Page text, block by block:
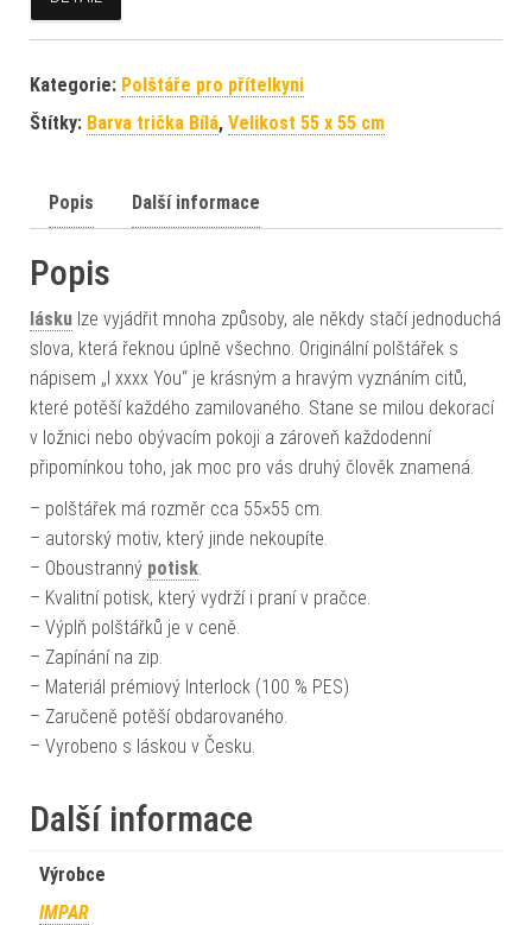
Kategorie: Polštáře pro přítelkyni
Štítky: Barva trička Bílá, Velikost 55 x 55 cm
Popis Další informace
Popis
lásku lze vyjádřit mnoha způsoby, ale někdy stačí jednoduchá
slova, která řeknou úplně všechno. Originální polštářek s
nápisem „I xxxx You“ je krásným a hravým vyznáním citů,
které potěší každého zamilovaného. Stane se milou dekorací
v ložnici nebo obývacím pokoji a zároveň každodenní
připomínkou toho, jak moc pro vás druhý člověk znamená.
– polštářek má rozměr cca 55×55 cm.
– autorský motiv, který jinde nekoupíte.
– Oboustranný potisk.
– Kvalitní potisk, který vydrží i praní v pračce.
– Výplň polštářků je v ceně.
– Zapínání na zip.
– Materiál prémiový Interlock (100 % PES)
– Zaručeně potěší obdarovaného.
– Vyrobeno s láskou v Česku.
Další informace
Výrobce
IMPAR